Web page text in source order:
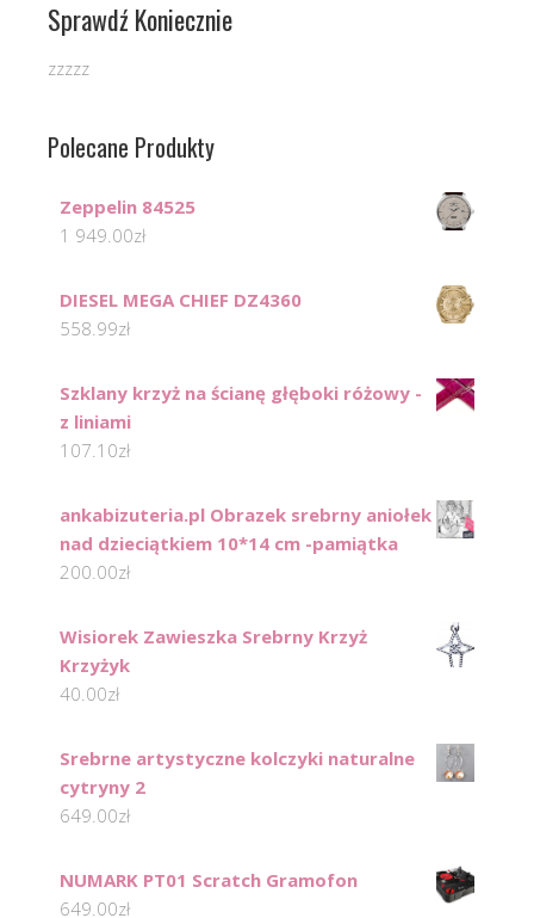
Sprawdź Koniecznie
zzzzz
Polecane Produkty
Zeppelin 84525
1 949.00zł
DIESEL MEGA CHIEF DZ4360
558.99zł
Szklany krzyż na ścianę głęboki różowy -
z liniami
107.10zł
ankabizuteria.pl Obrazek srebrny aniołek
nad dzieciątkiem 10*14 cm -pamiątka
200.00zł
Wisiorek Zawieszka Srebrny Krzyż
Krzyżyk
40.00zł
Srebrne artystyczne kolczyki naturalne
cytryny 2
649.00zł
NUMARK PT01 Scratch Gramofon
649.00zł